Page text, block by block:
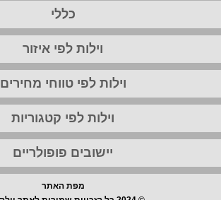
כללי
וילות לפי איזור
וילות לפי טווחי מחירים
וילות לפי קטגוריות
יישובים פופולריים
מפת האתר